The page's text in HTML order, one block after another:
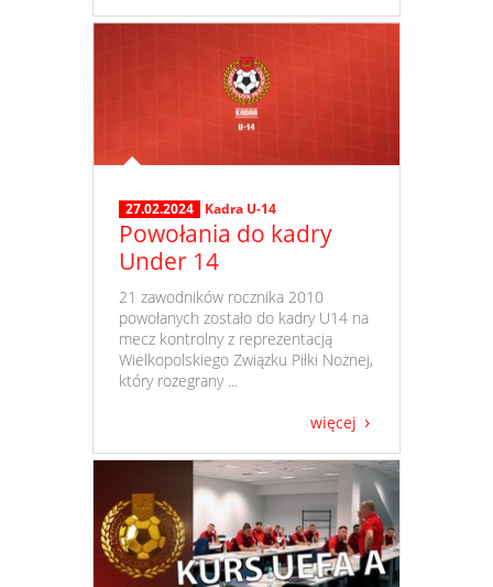
27.02.2024 Kadra U-14
Powołania do kadry
Under 14
​ 21 zawodników rocznika 2010
powołanych zostało do kadry U14 na
mecz kontrolny z reprezentacją
Wielkopolskiego Związku Piłki Nożnej,
który rozegrany ...
więcej